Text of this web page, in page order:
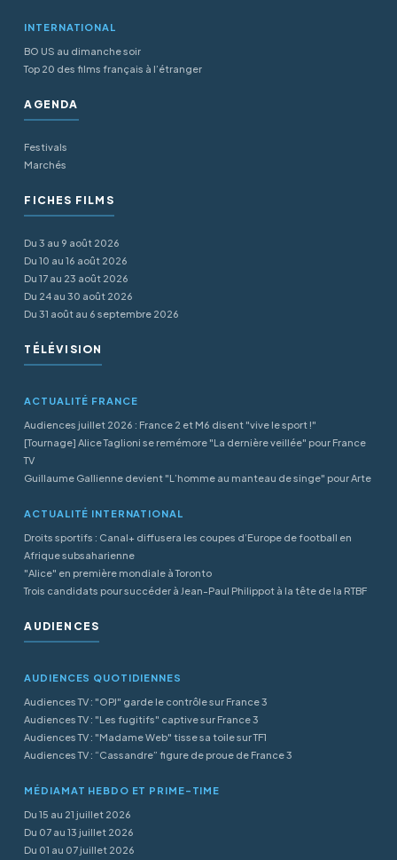
INTERNATIONAL
BO US au dimanche soir
Top 20 des films français à l’étranger
AGENDA
Festivals
Marchés
FICHES FILMS
Du 3 au 9 août 2026
Du 10 au 16 août 2026
Du 17 au 23 août 2026
Du 24 au 30 août 2026
Du 31 août au 6 septembre 2026
TÉLÉVISION
ACTUALITÉ FRANCE
Audiences juillet 2026 : France 2 et M6 disent "vive le sport !"
[Tournage] Alice Taglioni se remémore "La dernière veillée" pour France
TV
Guillaume Gallienne devient "L’homme au manteau de singe" pour Arte
ACTUALITÉ INTERNATIONAL
Droits sportifs : Canal+ diffusera les coupes d’Europe de football en
Afrique subsaharienne
"Alice" en première mondiale à Toronto
Trois candidats pour succéder à Jean-Paul Philippot à la tête de la RTBF
AUDIENCES
AUDIENCES QUOTIDIENNES
Audiences TV : "OPJ" garde le contrôle sur France 3
Audiences TV : "Les fugitifs" captive sur France 3
Audiences TV : "Madame Web" tisse sa toile sur TF1
Audiences TV : “Cassandre” figure de proue de France 3
MÉDIAMAT HEBDO ET PRIME-TIME
Du 15 au 21 juillet 2026
Du 07 au 13 juillet 2026
Du 01 au 07 juillet 2026